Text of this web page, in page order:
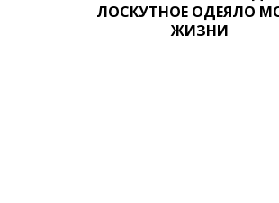
ЛОСКУТНОЕ ОДЕЯЛО
ЖИЗНИ